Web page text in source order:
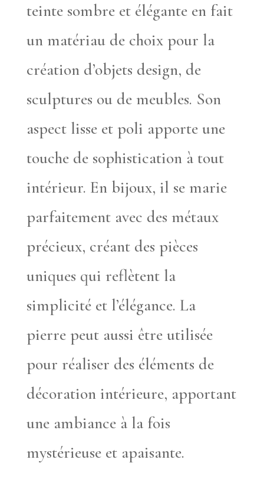
teinte sombre et élégante en fait
un matériau de choix pour la
création d’objets design, de
sculptures ou de meubles. Son
aspect lisse et poli apporte une
touche de sophistication à tout
intérieur. En bijoux, il se marie
parfaitement avec des métaux
précieux, créant des pièces
uniques qui reflètent la
simplicité et l’élégance. La
pierre peut aussi être utilisée
pour réaliser des éléments de
décoration intérieure, apportant
une ambiance à la fois
mystérieuse et apaisante.